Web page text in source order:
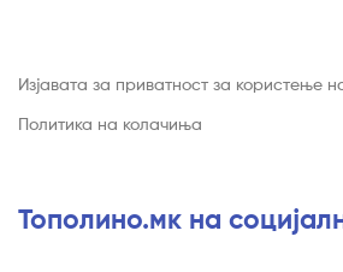
Изјавата за приватност за користење
Политика на колачиња
Тополино.мк на